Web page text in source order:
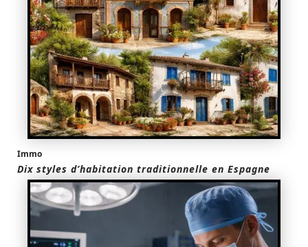
Immo
Dix styles d’habitation traditionnelle en Espagne